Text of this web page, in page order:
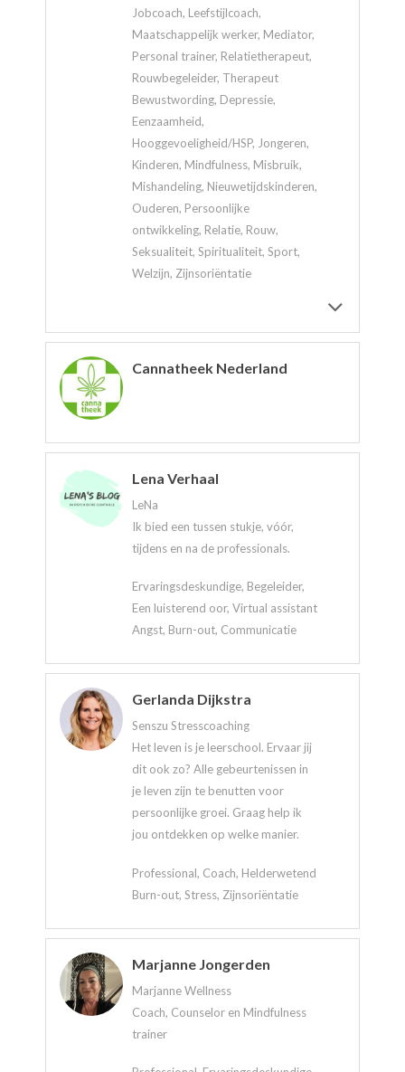
Jobcoach, Leefstijlcoach,
Maatschappelijk werker, Mediator,
Personal trainer, Relatietherapeut,
Rouwbegeleider, Therapeut
Bewustwording, Depressie,
Eenzaamheid,
Hooggevoeligheid/HSP, Jongeren,
Kinderen, Mindfulness, Misbruik,
Mishandeling, Nieuwetijdskinderen,
Ouderen, Persoonlijke
ontwikkeling, Relatie, Rouw,
Seksualiteit, Spiritualiteit, Sport,
Welzijn, Zijnsoriëntatie
Cannatheek Nederland
Lena Verhaal
LeNa
Ik bied een tussen stukje, vóór,
tijdens en na de professionals.
Ervaringsdeskundige, Begeleider,
Een luisterend oor, Virtual assistant
Angst, Burn-out, Communicatie
Gerlanda Dijkstra
Senszu Stresscoaching
Het leven is je leerschool. Ervaar jij
dit ook zo? Alle gebeurtenissen in
je leven zijn te benutten voor
persoonlijke groei. Graag help ik
jou ontdekken op welke manier.
Professional, Coach, Helderwetend
Burn-out, Stress, Zijnsoriëntatie
Marjanne Jongerden
Marjanne Wellness
Coach, Counselor en Mindfulness
trainer